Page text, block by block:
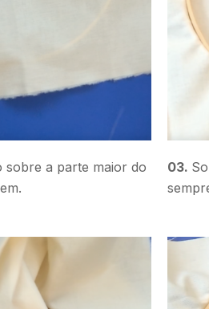
sobre a parte maior do
03.